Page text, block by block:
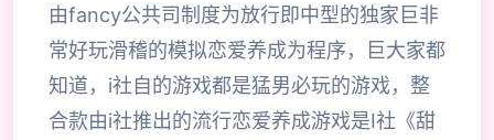
由fancy公共司制度为放行即中型的独家巨非
常好玩滑稽的模拟恋爱养成为程序，巨大家都
知道，i社自的游戏都是猛男必玩的游戏，整
合款由i社推出的流行恋爱养成游戏是I社《甜